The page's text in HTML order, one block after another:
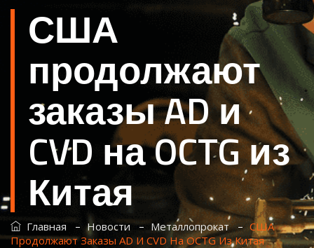
США
продолжают
заказы AD и
CVD на OCTG из
Китая
Главная –Новости– Металлопрокат– США
Продолжают Заказы AD И CVD На OCTG Из Китая